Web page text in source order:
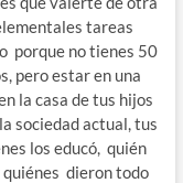
tareas
porque no tienes 50
pero estar en una
la casa de tus hijos
sociedad actual, tus
los educó, quién
quiénes dieron todo